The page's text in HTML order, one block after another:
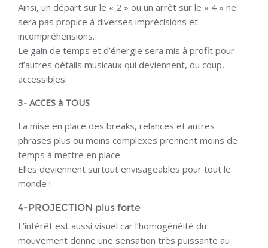
Ainsi, un départ sur le « 2 » ou un arrêt sur le « 4 » ne
sera pas propice à diverses imprécisions et
incompréhensions.
Le gain de temps et d’énergie sera mis à profit pour
d’autres détails musicaux qui deviennent, du coup,
accessibles.
3- ACCES à TOUS
La mise en place des breaks, relances et autres
phrases plus ou moins complexes prennent moins de
temps à mettre en place.
Elles deviennent surtout envisageables pour tout le
monde !
4-PROJECTION plus forte
L’intérêt est aussi visuel car l’homogénéité du
mouvement donne une sensation très puissante au